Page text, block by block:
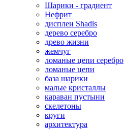
Шарики - градиент
Нефрит
дисплеи Shadis
дерево серебро
древо жизни
жемчуг
ломаные цепи серебро
ломаные цепи
база шарики
малые кристаллы
караван пустыни
скелетоны
круги
архитектура